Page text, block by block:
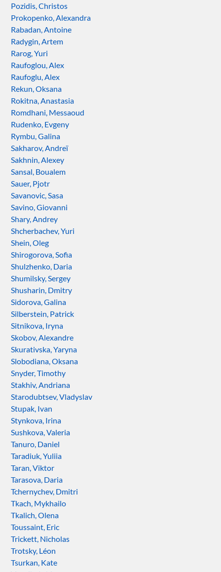
Pozidis, Christos
Prokopenko, Alexandra
Rabadan, Antoine
Radygin, Artem
Rarog, Yuri
Raufoglou, Alex
Raufoglu, Alex
Rekun, Oksana
Rokitna, Anastasia
Romdhani, Messaoud
Rudenko, Evgeny
Rymbu, Galina
Sakharov, Andreï
Sakhnin, Alexey
Sansal, Boualem
Sauer, Pjotr
Savanovic, Sasa
Savino, Giovanni
Shary, Andrey
Shcherbachev, Yuri
Shein, Oleg
Shirogorova, Sofia
Shulzhenko, Daria
Shumilsky, Sergey
Shusharin, Dmitry
Sidorova, Galina
Silberstein, Patrick
Sitnikova, Iryna
Skobov, Alexandre
Skurativska, Yaryna
Slobodiana, Oksana
Snyder, Timothy
Stakhiv, Andriana
Starodubtsev, Vladyslav
Stupak, Ivan
Stynkova, Irina
Sushkova, Valeria
Tanuro, Daniel
Taradiuk, Yuliia
Taran, Viktor
Tarasova, Daria
Tchernychev, Dmitri
Tkach, Mykhailo
Tkalich, Olena
Toussaint, Eric
Trickett, Nicholas
Trotsky, Léon
Tsurkan, Kate